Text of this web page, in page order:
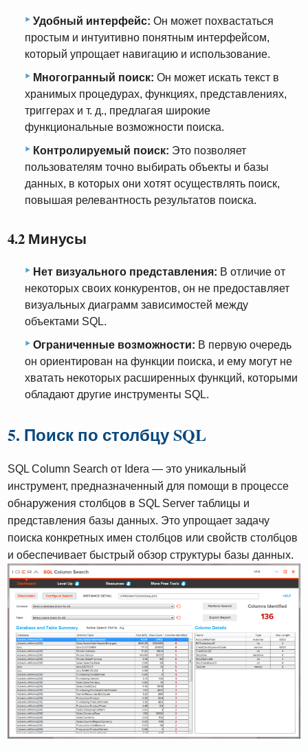
Удобный интерфейс: Он может похвастаться
простым и интуитивно понятным интерфейсом,
который упрощает навигацию и использование.
Многогранный поиск: Он может искать текст в
хранимых процедурах, функциях, представлениях,
триггерах и т. д., предлагая широкие
функциональные возможности поиска.
Контролируемый поиск: Это позволяет
пользователям точно выбирать объекты и базы
данных, в которых они хотят осуществлять поиск,
повышая релевантность результатов поиска.
4.2 Минусы
Нет визуального представления: В отличие от
некоторых своих конкурентов, он не предоставляет
визуальных диаграмм зависимостей между
объектами SQL.
Ограниченные возможности: В первую очередь
он ориентирован на функции поиска, и ему могут не
хватать некоторых расширенных функций, которыми
обладают другие инструменты SQL.
5. Поиск по столбцу SQL
SQL Column Search от Idera — это уникальный
инструмент, предназначенный для помощи в процессе
обнаружения столбцов в SQL Server таблицы и
представления базы данных. Это упрощает задачу
поиска конкретных имен столбцов или свойств столбцов
и обеспечивает быстрый обзор структуры базы данных.